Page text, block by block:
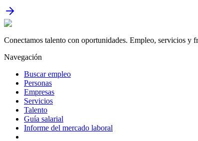
Conectamos talento con oportunidades. Empleo, servicios y
Navegación
Buscar empleo
Personas
Empresas
Servicios
Talento
Guía salarial
Informe del mercado laboral